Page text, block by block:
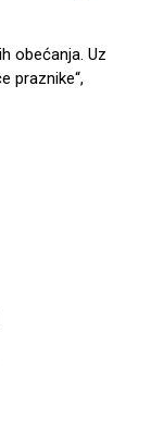
obećanja. Uz
praznike“,